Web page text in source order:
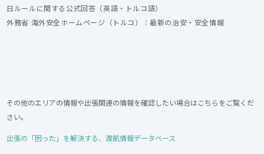
日ルールに関する公式回答（英語・トルコ語）
外務省 海外安全ホームページ（トルコ）
：最新の治安・安全情報
その他のエリアの情報や出張関連の情報を確認したい場合はこちらをご覧くだ
さい。
出張の「困った」を解決する、渡航情報データベース